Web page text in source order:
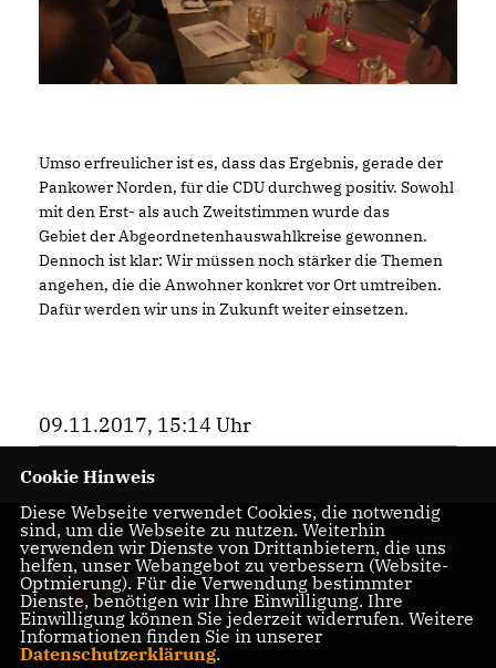
Umso erfreulicher ist es, dass das Ergebnis, gerade der
Pankower Norden, für die CDU durchweg positiv. Sowohl
mit den Erst- als auch Zweitstimmen wurde das
Gebiet der Abgeordnetenhauswahlkreise gewonnen.
Dennoch ist klar: Wir müssen noch stärker die Themen
angehen, die die Anwohner konkret vor Ort umtreiben.
Dafür werden wir uns in Zukunft weiter einsetzen.
09.11.2017, 15:14 Uhr
Homepage des CDU
Ortsverbandes
Pankow-Nord
Cookie Hinweis
Diese Webseite verwendet Cookies, die notwendig
sind, um die Webseite zu nutzen. Weiterhin
verwenden wir Dienste von Drittanbietern, die uns
helfen, unser Webangebot zu verbessern (Website-
Optmierung). Für die Verwendung bestimmter
Dienste, benötigen wir Ihre Einwilligung. Ihre
Einwilligung können Sie jederzeit widerrufen. Weitere
Informationen finden Sie in unserer
Datenschutzerklärung.